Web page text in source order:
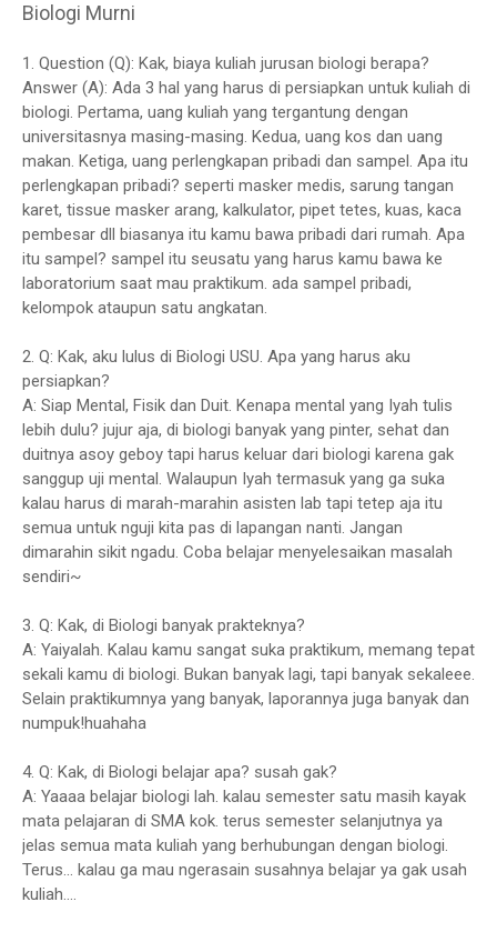
Biologi Murni
1. Question (Q): Kak, biaya kuliah jurusan biologi berapa?
Answer (A): Ada 3 hal yang harus di persiapkan untuk kuliah di
biologi. Pertama, uang kuliah yang tergantung dengan
universitasnya masing-masing. Kedua, uang kos dan uang
makan. Ketiga, uang perlengkapan pribadi dan sampel. Apa itu
perlengkapan pribadi? seperti masker medis, sarung tangan
karet, tissue masker arang, kalkulator, pipet tetes, kuas, kaca
pembesar dll biasanya itu kamu bawa pribadi dari rumah. Apa
itu sampel? sampel itu seusatu yang harus kamu bawa ke
laboratorium saat mau praktikum. ada sampel pribadi,
kelompok ataupun satu angkatan.
2. Q: Kak, aku lulus di Biologi USU. Apa yang harus aku
persiapkan?
A: Siap Mental, Fisik dan Duit. Kenapa mental yang Iyah tulis
lebih dulu? jujur aja, di biologi banyak yang pinter, sehat dan
duitnya asoy geboy tapi harus keluar dari biologi karena gak
sanggup uji mental. Walaupun Iyah termasuk yang ga suka
kalau harus di marah-marahin asisten lab tapi tetep aja itu
semua untuk nguji kita pas di lapangan nanti. Jangan
dimarahin sikit ngadu. Coba belajar menyelesaikan masalah
sendiri~
3. Q: Kak, di Biologi banyak prakteknya?
A: Yaiyalah. Kalau kamu sangat suka praktikum, memang tepat
sekali kamu di biologi. Bukan banyak lagi, tapi banyak sekaleee.
Selain praktikumnya yang banyak, laporannya juga banyak dan
numpuk!huahaha
4. Q: Kak, di Biologi belajar apa? susah gak?
A: Yaaaa belajar biologi lah. kalau semester satu masih kayak
mata pelajaran di SMA kok. terus semester selanjutnya ya
jelas semua mata kuliah yang berhubungan dengan biologi.
Terus... kalau ga mau ngerasain susahnya belajar ya gak usah
kuliah....